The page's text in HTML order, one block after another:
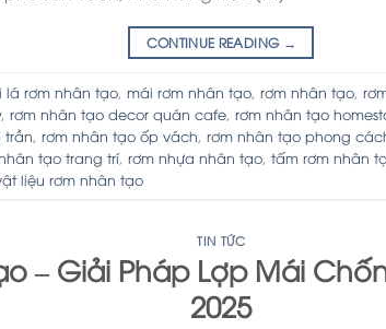
CONTINUE READING →
lá rơm nhân tạo, mái rơm nhân tạo, rơm nhân tạo,
, rơm nhân tạo decor quán cafe, rơm nhân tạo
trần, rơm nhân tạo ốp vách, rơm nhân tạo phong
tạo trang trí, rơm nhựa nhân tạo, tấm rơm nhân
liệu rơm nhân tạo
TIN TỨC
– Giải Pháp Lợp Mái
2025